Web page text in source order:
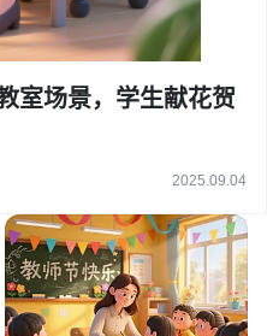
室场景，学生献花贺
2025.09.04